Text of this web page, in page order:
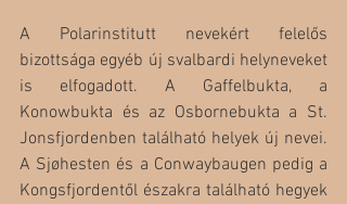
A Polarinstitutt nevekért felelős
bizottsága egyéb új svalbardi helyneveket
is elfogadott. A Gaffelbukta, a
Konowbukta és az Osbornebukta a St.
Jonsfjordenben található helyek új nevei.
A Sjøhesten és a Conwaybaugen pedig a
Kongsfjordentől északra található hegyek